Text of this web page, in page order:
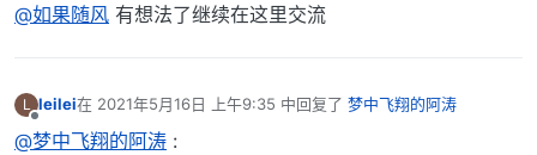
@如果随风 有想法了继续在这里交流
L leilei在 2021年5月16日 上午9:35 中回复了 梦中飞翔的阿涛
最后由 编辑
@梦中飞翔的阿涛 :